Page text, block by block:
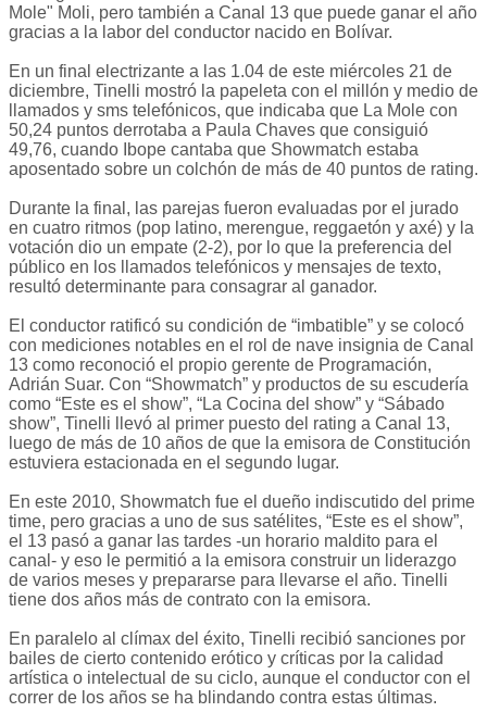
Mole" Moli, pero también a Canal 13 que puede ganar el año
gracias a la labor del conductor nacido en Bolívar.
En un final electrizante a las 1.04 de este miércoles 21 de
diciembre, Tinelli mostró la papeleta con el millón y medio de
llamados y sms telefónicos, que indicaba que La Mole con
50,24 puntos derrotaba a Paula Chaves que consiguió
49,76, cuando Ibope cantaba que Showmatch estaba
aposentado sobre un colchón de más de 40 puntos de rating.
Durante la final, las parejas fueron evaluadas por el jurado
en cuatro ritmos (pop latino, merengue, reggaetón y axé) y la
votación dio un empate (2-2), por lo que la preferencia del
público en los llamados telefónicos y mensajes de texto,
resultó determinante para consagrar al ganador.
El conductor ratificó su condición de “imbatible” y se colocó
con mediciones notables en el rol de nave insignia de Canal
13 como reconoció el propio gerente de Programación,
Adrián Suar. Con “Showmatch” y productos de su escudería
como “Este es el show”, “La Cocina del show” y “Sábado
show”, Tinelli llevó al primer puesto del rating a Canal 13,
luego de más de 10 años de que la emisora de Constitución
estuviera estacionada en el segundo lugar.
En este 2010, Showmatch fue el dueño indiscutido del prime
time, pero gracias a uno de sus satélites, “Este es el show”,
el 13 pasó a ganar las tardes -un horario maldito para el
canal- y eso le permitió a la emisora construir un liderazgo
de varios meses y prepararse para llevarse el año. Tinelli
tiene dos años más de contrato con la emisora.
En paralelo al clímax del éxito, Tinelli recibió sanciones por
bailes de cierto contenido erótico y críticas por la calidad
artística o intelectual de su ciclo, aunque el conductor con el
correr de los años se ha blindando contra estas últimas.